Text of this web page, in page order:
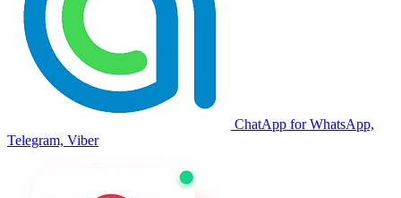
ChatApp for WhatsApp,
Telegram, Viber